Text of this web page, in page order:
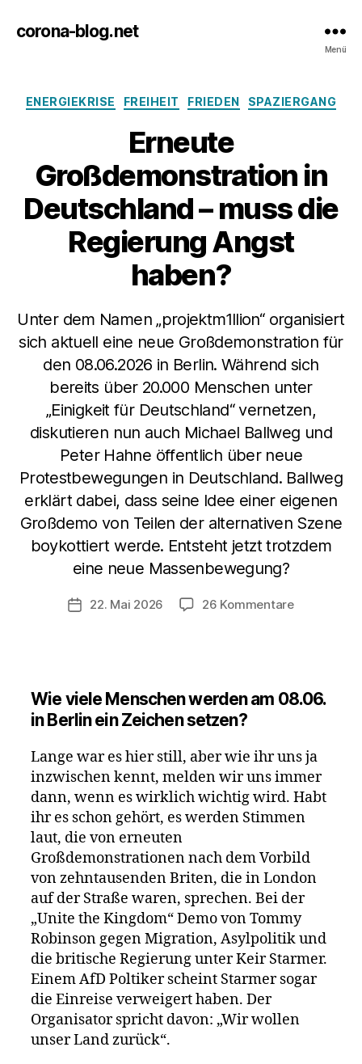
corona-blog.net
Menü
Kategorien
ENERGIEKRISE FREIHEIT FRIEDEN SPAZIERGANG
Erneute
Großdemonstration in
Deutschland – muss die
Regierung Angst
haben?
Unter dem Namen „projektm1llion“ organisiert
sich aktuell eine neue Großdemonstration für
den 08.06.2026 in Berlin. Während sich
bereits über 20.000 Menschen unter
„Einigkeit für Deutschland“ vernetzen,
diskutieren nun auch Michael Ballweg und
Peter Hahne öffentlich über neue
Protestbewegungen in Deutschland. Ballweg
erklärt dabei, dass seine Idee einer eigenen
Großdemo von Teilen der alternativen Szene
boykottiert werde. Entsteht jetzt trotzdem
eine neue Massenbewegung?
Veröffentlichungsdatum
22. Mai 2026 26 Kommentarezu
–
muss
Angst
haben?
Wie viele Menschen werden am 08.06.
in Berlin ein Zeichen setzen?
Lange war es hier still, aber wie ihr uns ja
inzwischen kennt, melden wir uns immer
dann, wenn es wirklich wichtig wird. Habt
ihr es schon gehört, es werden Stimmen
laut, die von erneuten
Großdemonstrationen nach dem Vorbild
von zehntausenden Briten, die in London
auf der Straße waren, sprechen. Bei der
„Unite the Kingdom“ Demo von Tommy
Robinson gegen Migration, Asylpolitik und
die britische Regierung unter Keir Starmer.
Einem AfD Poltiker scheint Starmer sogar
die Einreise verweigert haben. Der
Organisator spricht davon: „Wir wollen
unser Land zurück“.